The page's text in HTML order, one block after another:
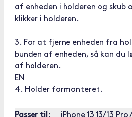
af enheden i holderen og skub
klikker i holderen.
3. For at fjerne enheden fra
bunden af enheden, så kan du
af holderen.
EN
4. Holder formonteret.
Passer til:
iPhone 13 13/13 Pro